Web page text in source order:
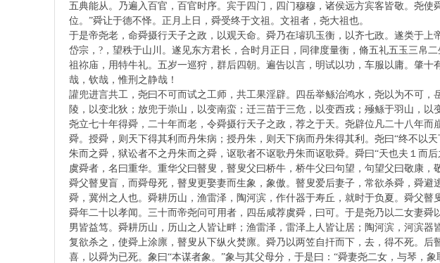
五典能从。乃遍入百官，百官时序。宾于四门，四门穆穆，诸侯远方宾客皆敬。尧
位。”舜让于德不怿。正月上日，舜受终于文祖。文祖者，尧大祖也。
于是帝尧老，命舜摄行天子之政，以观天命。舜乃在璿玑玉衡，以齐七政。遂类于
岱宗，?，望秩于山川。遂见东方君长，合时月正日，同律度量衡，脩五礼五玉三帛
祖祢庙，用特牛礼。五岁一巡狩，群后四朝。遍告以言，明试以功，车服以庸。肇
哉，钦哉，惟刑之静哉！
讙兜进言共工，尧曰不可而试之工师，共工果淫辟。四岳举鲧治鸿水，尧以为不可
陵，以变北狄；放兜于崇山，以变南蛮；迁三苗于三危，以变西戎；殛鲧于羽山，以
尧立七十年得舜，二十年而老，令舜摄行天子之政，荐之于天。尧辟位凡二十八年
舜。授舜，则天下得其利而丹朱病；授丹朱，则天下病而丹朱得其利。尧曰“终不以
朱而之舜，狱讼者不之丹朱而之舜，讴歌者不讴歌丹朱而讴歌舜。舜曰“天也夫１而后
虞舜者，名曰重华。重华父曰瞽叟，瞽叟父曰桥牛，桥牛父曰句望，句望父曰敬康
舜父瞽叟盲，而舜母死，瞽叟更娶妻而生象，象傲。瞽叟爱后妻子，常欲杀舜，舜避
舜，冀州之人也。舜耕历山，渔雷泽，陶河滨，作什器于寿丘，就时于负夏。舜父
舜年二十以孝闻。三十而帝尧问可用者，四岳咸荐虞舜，曰可。于是尧乃以二女妻
男皆益笃。舜耕历山，历山之人皆让畔；渔雷泽，雷泽上人皆让居；陶河滨，河滨
复欲杀之，使舜上涂廪，瞽叟从下纵火焚廪。舜乃以两笠自扞而下，去，得不死。
喜，以舜为已死。象曰“本谋者象。”象与其父母分，于是曰：“舜妻尧二女，与琴，